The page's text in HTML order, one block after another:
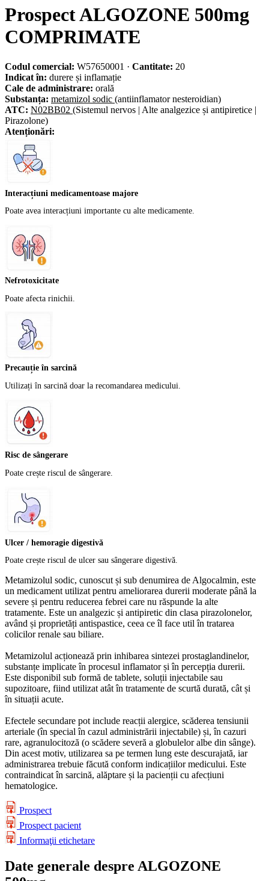
Prospect ALGOZONE 500mg
COMPRIMATE
Codul comercial: W57650001 · Cantitate: 20
Indicat în: durere și inflamație
Cale de administrare: orală
Substanța: metamizol sodic (antiinflamator nesteroidian)
ATC: N02BB02 (Sistemul nervos | Alte analgezice și antipiretice |
Pirazolone)
Atenționări:
Interacțiuni medicamentoase majore
Poate avea interacțiuni importante cu alte medicamente.
Nefrotoxicitate
Poate afecta rinichii.
Precauție în sarcină
Utilizați în sarcină doar la recomandarea medicului.
Risc de sângerare
Poate crește riscul de sângerare.
Ulcer / hemoragie digestivă
Poate crește riscul de ulcer sau sângerare digestivă.
Metamizolul sodic, cunoscut și sub denumirea de Algocalmin, este
un medicament utilizat pentru ameliorarea durerii moderate până la
severe și pentru reducerea febrei care nu răspunde la alte
tratamente. Este un analgezic și antipiretic din clasa pirazolonelor,
având și proprietăți antispastice, ceea ce îl face util în tratarea
colicilor renale sau biliare.
Metamizolul acționează prin inhibarea sintezei prostaglandinelor,
substanțe implicate în procesul inflamator și în percepția durerii.
Este disponibil sub formă de tablete, soluții injectabile sau
supozitoare, fiind utilizat atât în tratamente de scurtă durată, cât și
în situații acute.
Efectele secundare pot include reacții alergice, scăderea tensiunii
arteriale (în special în cazul administrării injectabile) și, în cazuri
rare, agranulocitoză (o scădere severă a globulelor albe din sânge).
Din acest motiv, utilizarea sa pe termen lung este descurajată, iar
administrarea trebuie făcută conform indicațiilor medicului. Este
contraindicat în sarcină, alăptare și la pacienții cu afecțiuni
hematologice.
Prospect
Prospect pacient
Informaţii etichetare
Date generale despre ALGOZONE